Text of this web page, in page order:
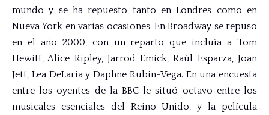
mundo y se ha repuesto tanto en Londres como en
Nueva York en varias ocasiones. En Broadway se repuso
en el año 2000, con un reparto que incluía a Tom
Hewitt, Alice Ripley, Jarrod Emick, Raúl Esparza, Joan
Jett, Lea DeLaria y Daphne Rubin-Vega. En una encuesta
entre los oyentes de la BBC le situó octavo entre los
musicales esenciales del Reino Unido, y la película